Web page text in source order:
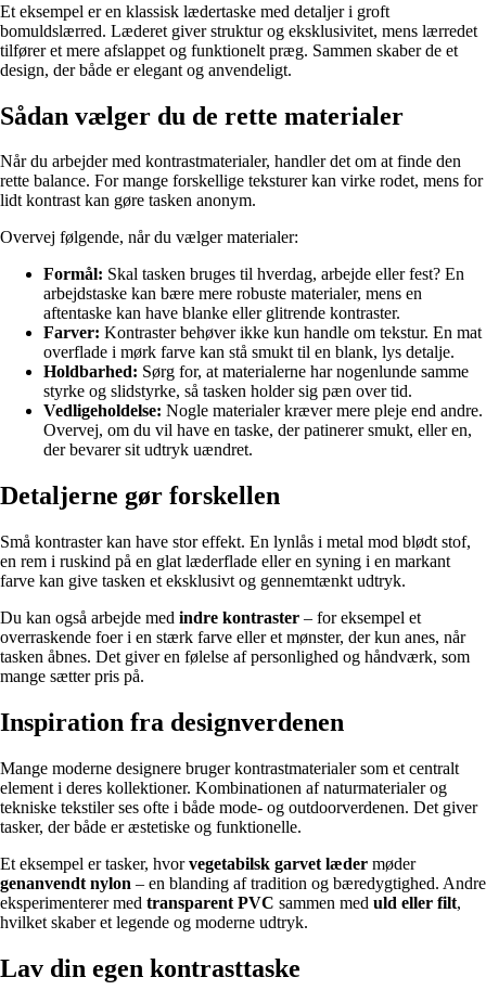
Et eksempel er en klassisk lædertaske med detaljer i groft
bomuldslærred. Læderet giver struktur og eksklusivitet, mens lærredet
tilfører et mere afslappet og funktionelt præg. Sammen skaber de et
design, der både er elegant og anvendeligt.
Sådan vælger du de rette materialer
Når du arbejder med kontrastmaterialer, handler det om at finde den
rette balance. For mange forskellige teksturer kan virke rodet, mens for
lidt kontrast kan gøre tasken anonym.
Overvej følgende, når du vælger materialer:
Formål: Skal tasken bruges til hverdag, arbejde eller fest? En
arbejdstaske kan bære mere robuste materialer, mens en
aftentaske kan have blanke eller glitrende kontraster.
Farver: Kontraster behøver ikke kun handle om tekstur. En mat
overflade i mørk farve kan stå smukt til en blank, lys detalje.
Holdbarhed: Sørg for, at materialerne har nogenlunde samme
styrke og slidstyrke, så tasken holder sig pæn over tid.
Vedligeholdelse: Nogle materialer kræver mere pleje end andre.
Overvej, om du vil have en taske, der patinerer smukt, eller en,
der bevarer sit udtryk uændret.
Detaljerne gør forskellen
Små kontraster kan have stor effekt. En lynlås i metal mod blødt stof,
en rem i ruskind på en glat læderflade eller en syning i en markant
farve kan give tasken et eksklusivt og gennemtænkt udtryk.
Du kan også arbejde med indre kontraster – for eksempel et
overraskende foer i en stærk farve eller et mønster, der kun anes, når
tasken åbnes. Det giver en følelse af personlighed og håndværk, som
mange sætter pris på.
Inspiration fra designverdenen
Mange moderne designere bruger kontrastmaterialer som et centralt
element i deres kollektioner. Kombinationen af naturmaterialer og
tekniske tekstiler ses ofte i både mode- og outdoorverdenen. Det giver
tasker, der både er æstetiske og funktionelle.
Et eksempel er tasker, hvorvegetabilsk garvet læder møder
genanvendt nylon – en blanding af tradition og bæredygtighed. Andre
eksperimenterer med transparent PVC sammen med uld eller filt,
hvilket skaber et legende og moderne udtryk.
Lav din egen kontrasttaske